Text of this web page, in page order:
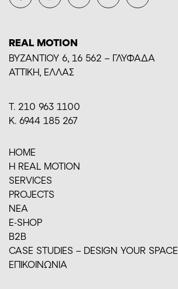
REAL MOTION
BYZANTIOY 6, 16 562 – ΓΛΥΦΑΔΑ
ΑΤΤΙΚΗ, ΕΛΛΑΣ
Τ. 210 963 1100
Κ. 6944 185 267
HOME
H REAL MOTION
SERVICES
PROJECTS
ΝΕΑ
E-SHOP
Β2Β
CASE STUDIES – DESIGN YOUR SPACE
ΕΠΙΚΟΙΝΩΝΙΑ